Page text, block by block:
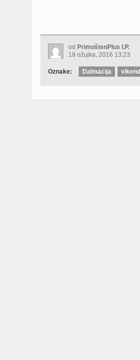
od PrimoštenPlus I.P.
18 ožujka, 2016 13:23
Oznake: Dalmacija vikend